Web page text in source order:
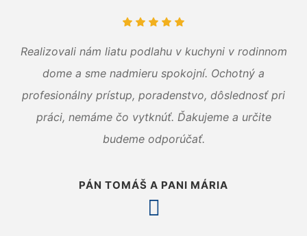
Realizovali nám liatu podlahu v kuchyni v rodinnom
dome a sme nadmieru spokojní. Ochotný a
profesionálny prístup, poradenstvo, dôslednosť pri
práci, nemáme čo vytknúť. Ďakujeme a určite
budeme odporúčať.
PÁN TOMÁŠ A PANI MÁRIA